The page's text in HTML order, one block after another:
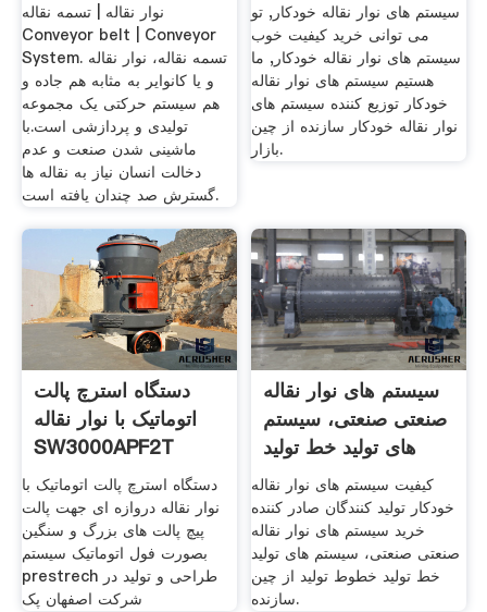
نوار نقاله | تسمه نقاله
Conveyor belt | Conveyor
System. تسمه نقاله، نوار نقاله
و یا کانوایر به مثابه هم جاده و
هم سیستم حرکتی یک مجموعه
تولیدی و پردازشی است.با
ماشینی شدن صنعت و عدم
دخالت انسان نیاز به نقاله ها
گسترش صد چندان یافته است.
سیستم های نوار نقاله خودکار, تو
می توانی خرید کیفیت خوب
سیستم های نوار نقاله خودکار, ما
هستیم سیستم های نوار نقاله
خودکار توزیع کننده سیستم های
نوار نقاله خودکار سازنده از چین
بازار.
دستگاه استرچ پالت
اتوماتیک با نوار نقاله
SW3000APF2T
دستگاه استرچ پالت اتوماتیک با
نوار نقاله دروازه ای جهت پالت
پیچ پالت های بزرگ و سنگین
بصورت فول اتوماتیک سیستم
prestrech طراحی و تولید در
شرکت اصفهان پک
سیستم های نوار نقاله
صنعتی صنعتی، سیستم
های تولید خط تولید
کیفیت سیستم های نوار نقاله
خودکار تولید کنندگان صادر کننده
خرید سیستم های نوار نقاله
صنعتی صنعتی، سیستم های تولید
خط تولید خطوط تولید از چین
سازنده.